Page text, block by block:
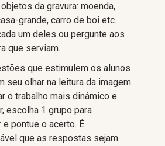
da gravura: moenda,
grande, carro de boi etc.
um deles ou pergunte aos
que serviam.
que estimulem os alunos
seu olhar na leitura da imagem.
o trabalho mais dinâmico e
escolha 1 grupo para
pontue o acerto. É
que as respostas sejam